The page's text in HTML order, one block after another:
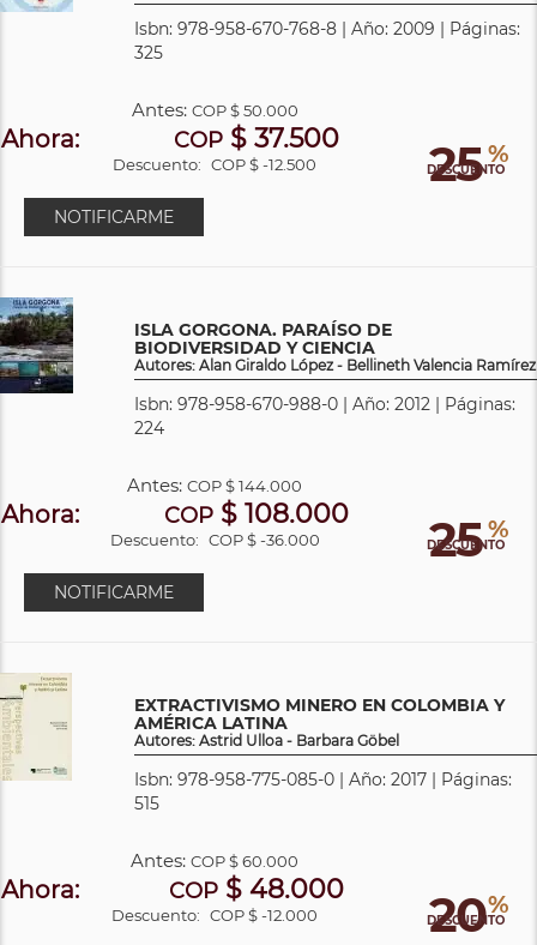
Isbn: 978-958-670-768-8 | Año: 2009 | Páginas:
325
25 %
DESCUENTO
Antes: COP$ 50.000
Ahora: COP $ 37.500
Descuento: COP $ -12.500
NOTIFICARME
ISLA GORGONA. PARAÍSO DE
BIODIVERSIDAD Y CIENCIA
Autores: Alan Giraldo López - Bellineth Valencia Ramírez
Isbn: 978-958-670-988-0 | Año: 2012 | Páginas:
224
25 %
DESCUENTO
Antes:COP$ 144.000
Ahora: COP $ 108.000
Descuento: COP $ -36.000
NOTIFICARME
EXTRACTIVISMO MINERO EN COLOMBIA Y
AMÉRICA LATINA
Autores: Astrid Ulloa - Barbara Göbel
Isbn: 978-958-775-085-0 | Año: 2017 | Páginas:
515
20%
DESCUENTO
Antes:COP$ 60.000
Ahora: COP $ 48.000
Descuento: COP $ -12.000